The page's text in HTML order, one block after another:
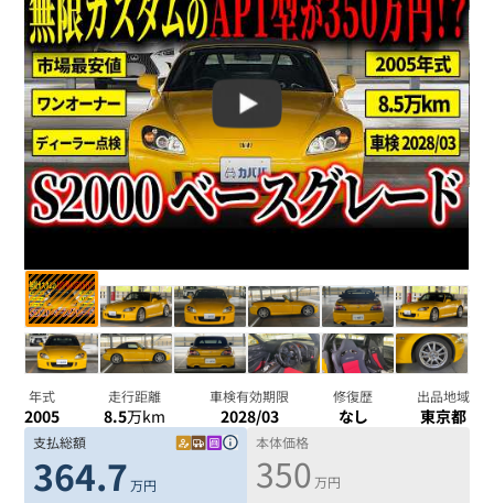
年式
2005
走行距離
8.5万km
車検有効期限
2028/03
修復歴
なし
出品地域
東京都
支払総額
364.7 万円
本体価格
350 万円